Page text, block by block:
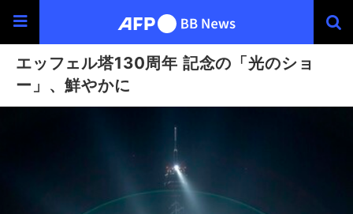
エッフェル塔130周年 記念の「光のショ
ー」、鮮やかに